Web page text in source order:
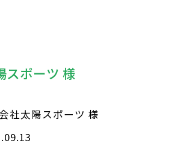
スポーツ 様
社太陽スポーツ 様